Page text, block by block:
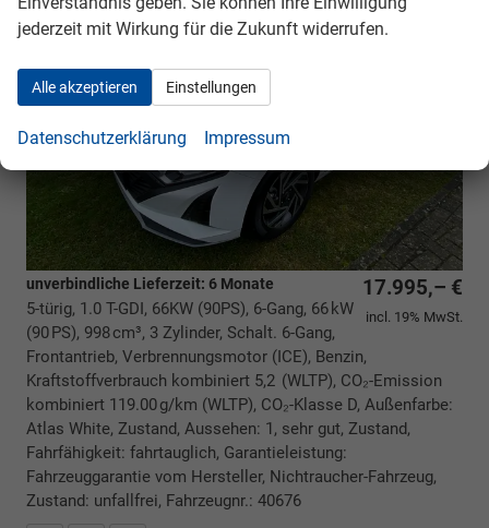
17.995,– €
incl. 19% MwSt.
unverbindliche Lieferzeit: 6 Monate
5-türig, 1.0 T-GDI, 66KW (90PS), 6-Gang, 66 kW
(90 PS), 998 cm³, 3 Zylinder, Schalt. 6-Gang,
Frontantrieb, Verbrennungsmotor (ICE), Benzin,
Kraftstoffverbrauch kombiniert 5,2 (WLTP), CO₂-Emission
kombiniert 119.00 g/km (WLTP), CO₂-Klasse D, Außenfarbe:
Atlas White, Zustand, Aussehen: 1, sehr gut, Zustand,
Fahrfähigkeit: fahrtauglich, Garantieleistung:
Fahrzeuggarantie vom Hersteller, Nichtraucher-Fahrzeug,
Zustand: unfallfrei, Fahrzeugnr.: 40676
jederzeit mit Wirkung für die Zukunft widerrufen.
Alle akzeptieren Einstellungen
Datenschutzerklärung Impressum